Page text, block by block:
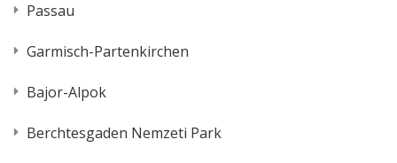
Passau
Garmisch-Partenkirchen
Bajor-Alpok
Berchtesgaden Nemzeti Park